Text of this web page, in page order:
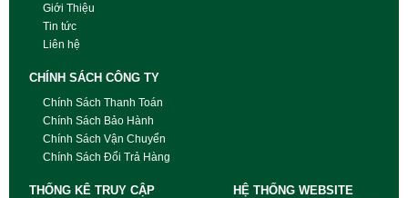
Giới Thiệu
Tin tức
Liên hệ
CHÍNH SÁCH CÔNG TY
Chính Sách Thanh Toán
Chính Sách Bảo Hành
Chính Sách Vận Chuyển
Chính Sách Đổi Trả Hàng
THỐNG KÊ TRUY CẬP HỆ THỐNG WEBSITE